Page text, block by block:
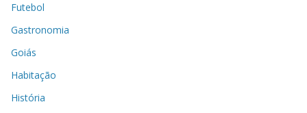
Futebol
Gastronomia
Goiás
Habitação
História